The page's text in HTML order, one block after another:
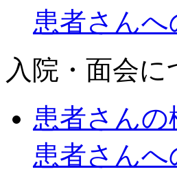
患者さんへ
入院・面会に
患者さんの
患者さんへ